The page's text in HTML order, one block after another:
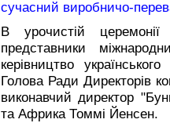
сучасний виробничо-
В урочистій
представники
керівництво
Голова Ради Директорів
виконавчий директор
та Африка Томмі Йенсен.